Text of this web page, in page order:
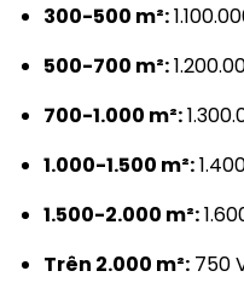
300-500 m²:
500-700 m²:
700-1.000 m²:
1.000-1.500 m²:
1.500-2.000 m²:
Trên 2.000 m²:750